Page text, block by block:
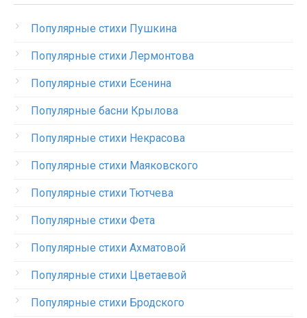
Популярные стихи Пушкина
Популярные стихи Лермонтова
Популярные стихи Есенина
Популярные басни Крылова
Популярные стихи Некрасова
Популярные стихи Маяковского
Популярные стихи Тютчева
Популярные стихи Фета
Популярные стихи Ахматовой
Популярные стихи Цветаевой
Популярные стихи Бродского